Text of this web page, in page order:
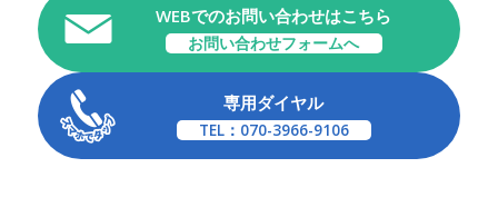
WEBでのお問い合わせはこちら
お問い合わせフォームへ
専用ダイヤル
TEL：070-3966-9106